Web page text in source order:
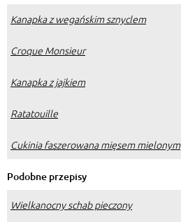
Kanapka z wegańskim sznyclem
Croque Monsieur
Kanapka z jajkiem
Ratatouille
Cukinia faszerowana mięsem mielonym
Podobne przepisy
Wielkanocny schab pieczony